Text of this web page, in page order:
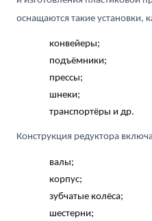
оснащаются такие установки,
конвейеры;
подъёмники;
прессы;
шнеки;
транспортёры и др.
Конструкция редуктора
валы;
корпус;
зубчатые колёса;
шестерни;